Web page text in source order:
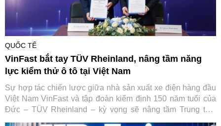
QUỐC TẾ
VinFast bắt tay TÜV Rheinland, nâng tầm năng
lực kiểm thử ô tô tại Việt Nam
Sự hợp tác chiến lược giữa nhà sản xuất xe điện hàng đầu
Việt Nam VinFast và tập đoàn kiểm định 150 năm tuổi của
Đức – TÜV Rheinland – kỳ vọng sẽ nâng tầm Trung tâm